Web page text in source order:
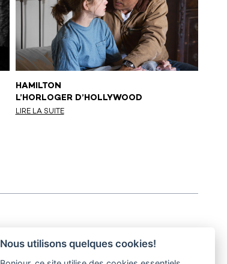
HAMILTON
L’HORLOGER D’HOLLYWOOD
LIRE LA SUITE
Nous utilisons quelques cookies!